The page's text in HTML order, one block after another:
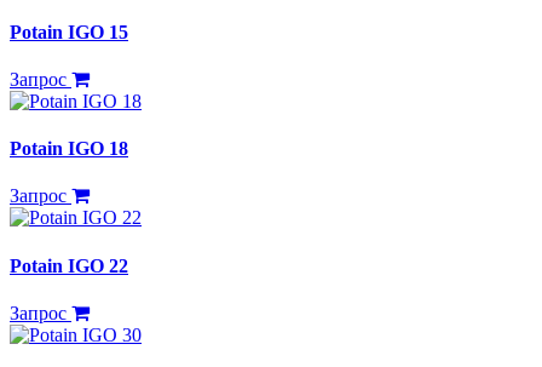
Potain IGO 15
Запрос
Potain IGO 18
Запрос
Potain IGO 22
Запрос